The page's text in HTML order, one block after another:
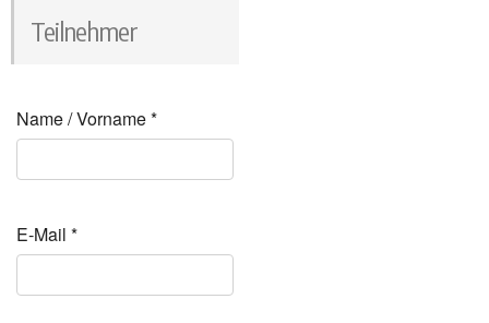
Teil­neh­mer
Name / Vor­na­me*
E‑Mail *